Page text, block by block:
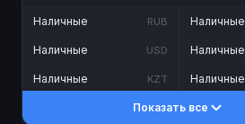
Наличные RUB
Наличные USD
Наличные KZT
Наличные
Наличные
Наличные
Показать все